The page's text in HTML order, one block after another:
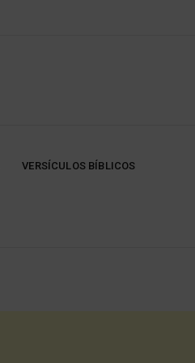
VERSÍCULOS BÍBLICOS